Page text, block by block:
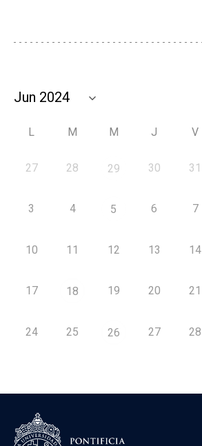
L M M J V
27 28 29 30 31
3 4 5 6 7
10 11 12 13 14
17 18 19 20 21
24 25 26 27 28